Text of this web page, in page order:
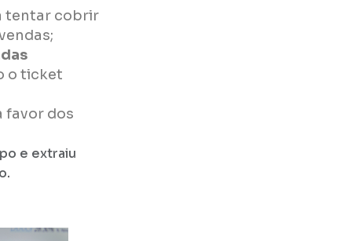
tentar cobrir
o ticket
favor dos
e extraiu